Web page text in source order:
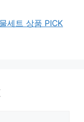
세트 상품 PICK